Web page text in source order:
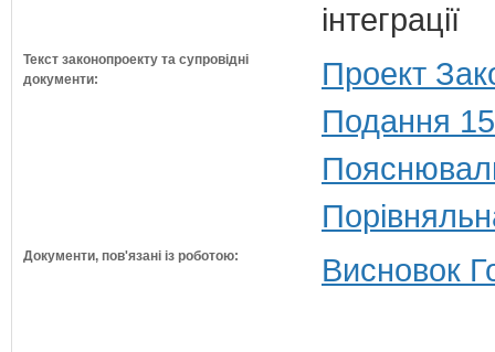
інтеграції
Текст законопроекту та супровідні
документи:
Проект
Подання
Документи, пов'язані із роботою: Висновок